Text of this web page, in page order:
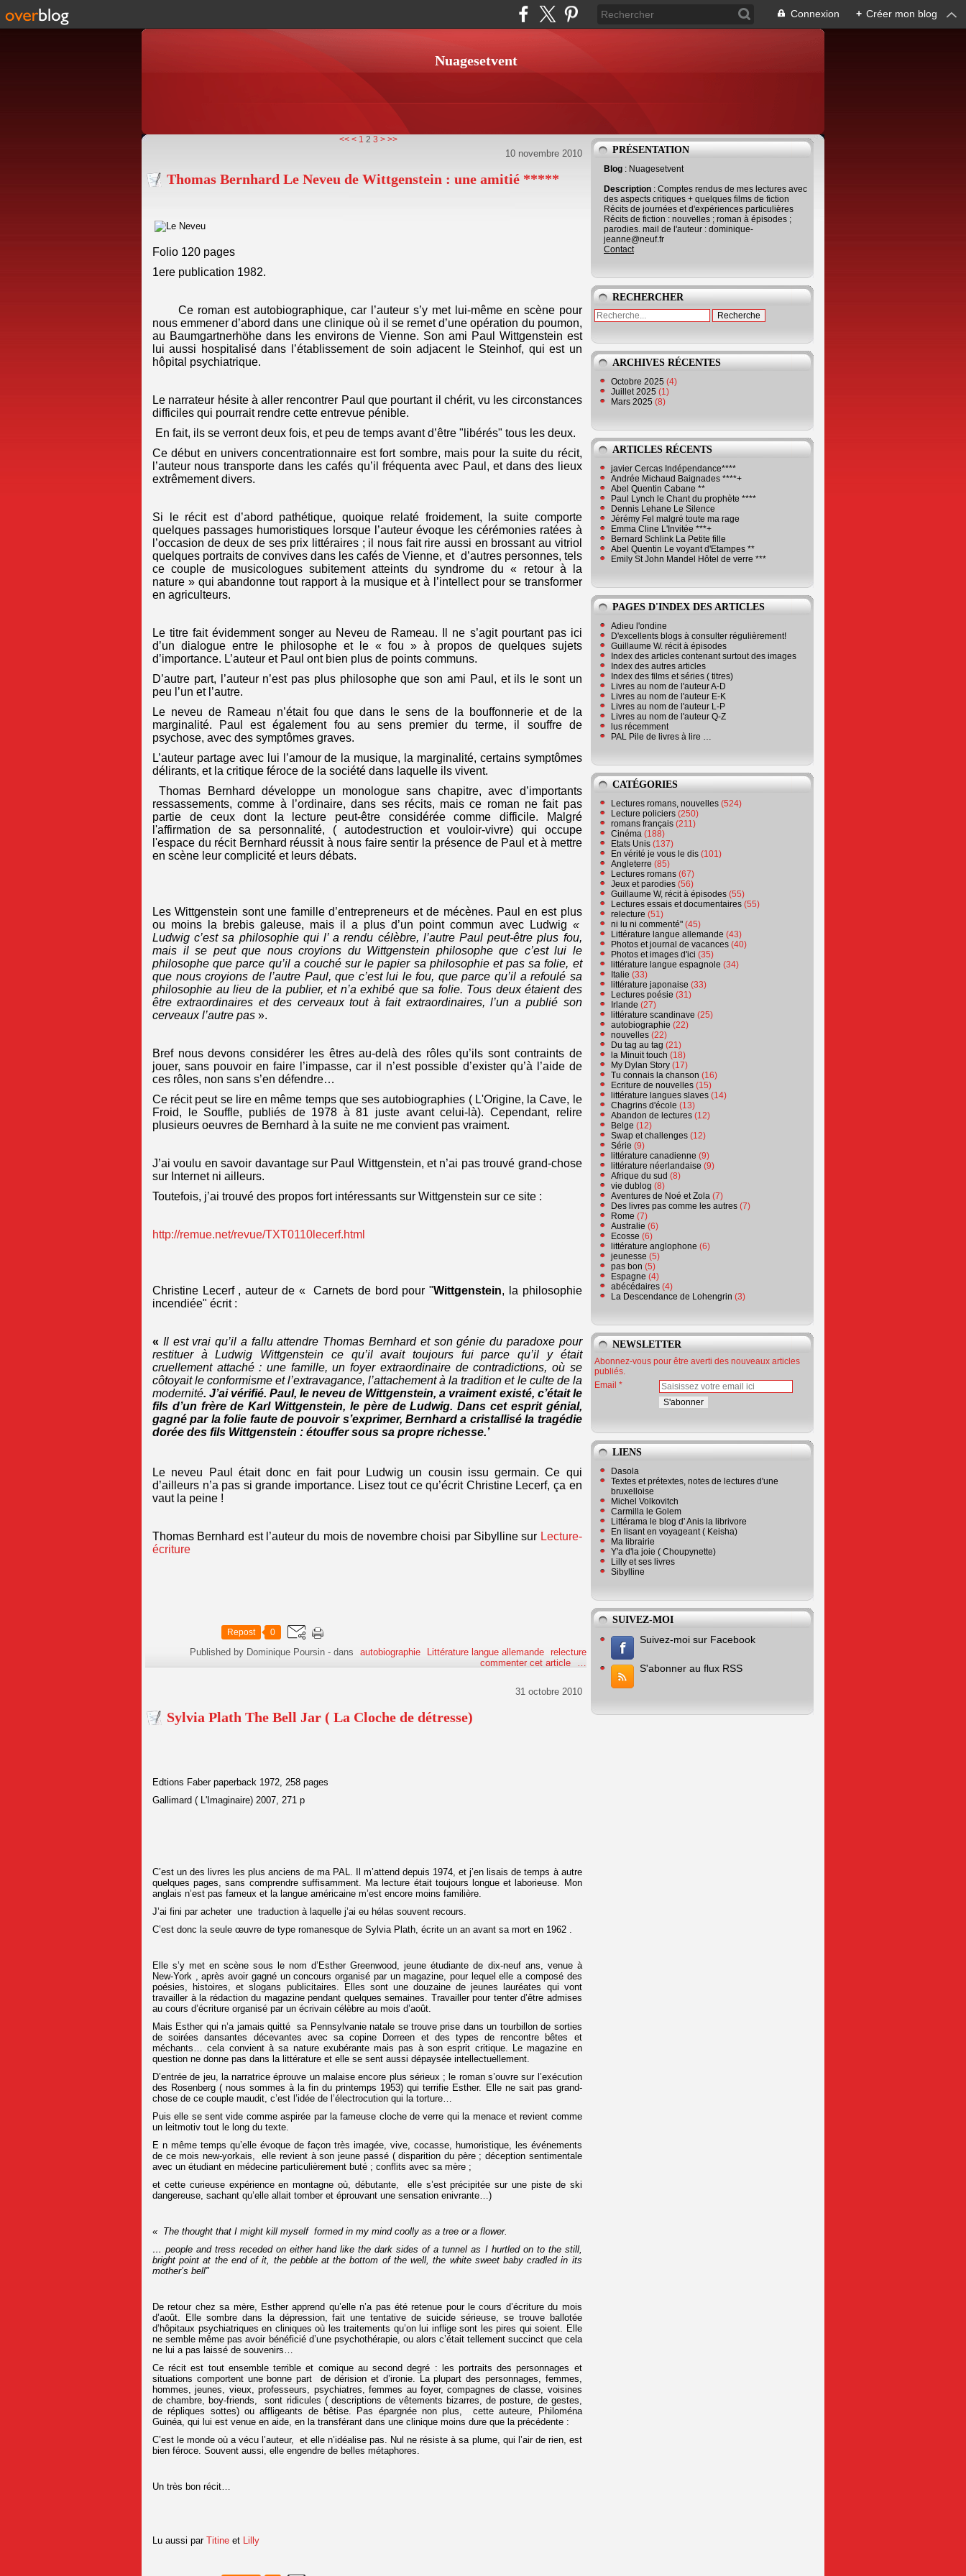
Connexion + Créer mon blog
Nuagesetvent
<< < 1 2 3 > >>
10 novembre 2010
Thomas Bernhard Le Neveu de Wittgenstein : une amitié *****
Folio 120 pages
1ere publication 1982.
Ce roman est autobiographique, car l’auteur s’y met lui-même en scène pour
nous emmener d’abord dans une clinique où il se remet d’une opération du poumon,
au Baumgartnerhöhe dans les environs de Vienne. Son ami Paul Wittgenstein est
lui aussi hospitalisé dans l’établissement de soin adjacent le Steinhof, qui est un
hôpital psychiatrique.
Le narrateur hésite à aller rencontrer Paul que pourtant il chérit, vu les circonstances
difficiles qui pourrait rendre cette entrevue pénible.
En fait, ils se verront deux fois, et peu de temps avant d’être "libérés" tous les deux.
Ce début en univers concentrationnaire est fort sombre, mais pour la suite du récit,
l’auteur nous transporte dans les cafés qu’il fréquenta avec Paul, et dans des lieux
extrêmement divers.
Si le récit est d’abord pathétique, quoique relaté froidement, la suite comporte
quelques passages humoristiques lorsque l’auteur évoque les cérémonies ratées à
l’occasion de deux de ses prix littéraires ; il nous fait rire aussi en brossant au vitriol
quelques portraits de convives dans les cafés de Vienne, et d’autres personnes, tels
ce couple de musicologues subitement atteints du syndrome du « retour à la
nature » qui abandonne tout rapport à la musique et à l’intellect pour se transformer
en agriculteurs.
Le titre fait évidemment songer au Neveu de Rameau. Il ne s’agit pourtant pas ici
d’un dialogue entre le philosophe et le « fou » à propos de quelques sujets
d’importance. L’auteur et Paul ont bien plus de points communs.
D’autre part, l’auteur n’est pas plus philosophe que son ami Paul, et ils le sont un
peu l’un et l’autre.
Le neveu de Rameau n’était fou que dans le sens de la bouffonnerie et de la
marginalité. Paul est également fou au sens premier du terme, il souffre de
psychose, avec des symptômes graves.
L’auteur partage avec lui l’amour de la musique, la marginalité, certains symptômes
délirants, et la critique féroce de la société dans laquelle ils vivent.
Thomas Bernhard développe un monologue sans chapitre, avec d’importants
ressassements, comme à l’ordinaire, dans ses récits, mais ce roman ne fait pas
partie de ceux dont la lecture peut-être considérée comme difficile.
Malgré
l'affirmation de sa personnalité, ( autodestruction et vouloir-vivre) qui occupe
l'espace du récit Bernhard réussit à nous faire sentir la présence de Paul et à mettre
en scène leur complicité et leurs débats.
Les Wittgenstein sont une famille d’entrepreneurs et de mécènes. Paul en est plus
ou moins la brebis galeuse, mais il a plus d’un point commun avec Ludwig «
Ludwig c’est sa philosophie qui l’ a rendu célèbre, l’autre Paul peut-être plus fou,
mais il se peut que nous croyions du Wittgenstein philosophe que c’est lui le
philosophe que parce qu’il a couché sur le papier sa philosophie et pas sa folie, et
que nous croyions de l’autre Paul, que c’est lui le fou, que parce qu’il a refoulé sa
philosophie au lieu de la publier, et n’a exhibé que sa folie. Tous deux étaient des
être extraordinaires et des cerveaux tout à fait extraordinaires, l’un a publié son
cerveaux l’autre pas ».
Bref nous devons considérer les êtres au-delà des rôles qu’ils sont contraints de
jouer, sans pouvoir en faire l’impasse, car il n’est possible d’exister qu’à l’aide de
ces rôles, non sans s’en défendre…
Ce récit peut se lire en même temps que ses autobiographies ( L'Origine, la Cave, le
Froid, le Souffle, publiés de 1978 à 81 juste avant celui-là). Cependant, relire
plusieurs oeuvres de Bernhard à la suite ne me convient pas vraiment.
J’ai voulu en savoir davantage sur Paul Wittgenstein, et n’ai pas trouvé grand-chose
sur Internet ni ailleurs.
Toutefois, j’ai trouvé des propos fort intéressants sur Wittgenstein sur ce site :
http://remue.net/revue/TXT0110lecerf.html
Christine Lecerf , auteur de « Carnets de bord pour "Wittgenstein, la philosophie
incendiée" écrit :
« Il est vrai qu’il a fallu attendre Thomas Bernhard et son génie du paradoxe pour
restituer à Ludwig Wittgenstein ce qu’il avait toujours fui parce qu’il y était
cruellement attaché : une famille, un foyer extraordinaire de contradictions, où se
côtoyait le conformisme et l’extravagance, l’attachement à la tradition et le culte de la
modernité. J’ai vérifié. Paul, le neveu de Wittgenstein, a vraiment existé, c’était le
fils d’un frère de Karl Wittgenstein, le père de Ludwig. Dans cet esprit génial,
gagné par la folie faute de pouvoir s’exprimer, Bernhard a cristallisé la tragédie
dorée des fils Wittgenstein : étouffer sous sa propre richesse.’
Le neveu Paul était donc en fait pour Ludwig un cousin issu germain. Ce qui
d’ailleurs n’a pas si grande importance. Lisez tout ce qu’écrit Christine Lecerf, ça en
vaut la peine !
Thomas Bernhard est l’auteur du mois de novembre choisi par Sibylline sur Lecture-
écriture
Repost 0
Published by Dominique Poursin -dans autobiographie Littérature langue allemande
relecture
commenter cet article
…
31 octobre 2010
Sylvia Plath The Bell Jar ( La Cloche de détresse)
Edtions Faber paperback 1972, 258 pages
Gallimard ( L'Imaginaire) 2007, 271 p
C’est un des livres les plus anciens de ma PAL. Il m’attend depuis 1974, et j’en lisais de temps à autre
quelques pages, sans comprendre suffisamment. Ma lecture était toujours longue et laborieuse. Mon
anglais n’est pas fameux et la langue américaine m’est encore moins familière.
J’ai fini par acheter une traduction à laquelle j’ai eu hélas souvent recours.
C’est donc la seule œuvre de type romanesque de Sylvia Plath, écrite un an avant sa mort en 1962 .
Elle s’y met en scène sous le nom d’Esther Greenwood, jeune étudiante de dix-neuf ans, venue à
New-York , après avoir gagné un concours organisé par un magazine, pour lequel elle a composé des
poésies, histoires, et slogans publicitaires. Elles sont une douzaine de jeunes lauréates qui vont
travailler à la rédaction du magazine pendant quelques semaines. Travailler pour tenter d’être admises
au cours d’écriture organisé par un écrivain célèbre au mois d’août.
Mais Esther qui n’a jamais quitté sa Pennsylvanie natale se trouve prise dans un tourbillon de sorties
de soirées dansantes décevantes avec sa copine Dorreen et des types de rencontre bêtes et
méchants… cela convient à sa nature exubérante mais pas à son esprit critique. Le magazine en
question ne donne pas dans la littérature et elle se sent aussi dépaysée intellectuellement.
D’entrée de jeu, la narratrice éprouve un malaise encore plus sérieux ; le roman s’ouvre sur l’exécution
des Rosenberg ( nous sommes à la fin du printemps 1953) qui terrifie Esther. Elle ne sait pas grand-
chose de ce couple maudit, c’est l’idée de l’électrocution qui la torture…
Puis elle se sent vide comme aspirée par la fameuse cloche de verre qui la menace et revient comme
un leitmotiv tout le long du texte.
E n même temps qu’elle évoque de façon très imagée, vive, cocasse, humoristique, les événements
de ce mois new-yorkais, elle revient à son jeune passé ( disparition du père ; déception sentimentale
avec un étudiant en médecine particulièrement buté ; conflits avec sa mère ;
et cette curieuse expérience en montagne où, débutante, elle s’est précipitée sur une piste de ski
dangereuse, sachant qu’elle allait tomber et éprouvant une sensation enivrante…)
« The thought that I might kill myself formed in my mind coolly as a tree or a flower.
… people and tress receded on either hand like the dark sides of a tunnel as I hurtled on to the still,
bright point at the end of it, the pebble at the bottom of the well, the white sweet baby cradled in its
mother’s bell"
De retour chez sa mère, Esther apprend qu’elle n’a pas été retenue pour le cours d’écriture du mois
d’août. Elle sombre dans la dépression, fait une tentative de suicide sérieuse, se trouve ballotée
d’hôpitaux psychiatriques en cliniques où les traitements qu’on lui inflige sont les pires qui soient. Elle
ne semble même pas avoir bénéficié d’une psychothérapie, ou alors c’était tellement succinct que cela
ne lui a pas laissé de souvenirs…
Ce récit est tout ensemble terrible et comique au second degré : les portraits des personnages et
situations comportent une bonne part de dérision et d’ironie. La plupart des personnages, femmes,
hommes, jeunes, vieux, professeurs, psychiatres, femmes au foyer, compagnes de classe, voisines
de chambre, boy-friends, sont ridicules ( descriptions de vêtements bizarres, de posture, de gestes,
de répliques sottes) ou affligeants de bêtise. Pas épargnée non plus, cette auteure, Philoména
Guinéa, qui lui est venue en aide, en la transférant dans une clinique moins dure que la précédente :
C’est le monde où a vécu l’auteur, et elle n’idéalise pas. Nul ne résiste à sa plume, qui l’air de rien, est
bien féroce. Souvent aussi, elle engendre de belles métaphores.
Un très bon récit…
Lu aussi par Titine et Lilly
PRÉSENTATION
Blog : Nuagesetvent
Description : Comptes rendus de mes lectures avec
des aspects critiques + quelques films de fiction
Récits de journées et d'expériences particulières
Récits de fiction : nouvelles ; roman à épisodes ;
parodies. mail de l'auteur : dominique-
jeanne@neuf.fr
Contact
RECHERCHER
ARCHIVES RÉCENTES
Octobre 2025 (4)
Juillet 2025 (1)
Mars 2025 (8)
ARTICLES RÉCENTS
javier Cercas Indépendance****
Andrée Michaud Baignades ****+
Abel Quentin Cabane **
Paul Lynch le Chant du prophète ****
Dennis Lehane Le Silence
Jérémy Fel malgré toute ma rage
Emma Cline L'Invitée ***+
Bernard Schlink La Petite fille
Abel Quentin Le voyant d'Etampes **
Emily St John Mandel Hôtel de verre ***
PAGES D'INDEX DES ARTICLES
Adieu l'ondine
D'excellents blogs à consulter régulièrement!
Guillaume W. récit à épisodes
Index des articles contenant surtout des images
Index des autres articles
Index des films et séries ( titres)
Livres au nom de l'auteur A-D
Livres au nom de l'auteur E-K
Livres au nom de l'auteur L-P
Livres au nom de l'auteur Q-Z
lus récemment
PAL Pile de livres à lire …
CATÉGORIES
Lectures romans, nouvelles (524)
Lecture policiers (250)
romans français (211)
Cinéma (188)
Etats Unis (137)
En vérité je vous le dis (101)
Angleterre (85)
Lectures romans (67)
Jeux et parodies (56)
Guillaume W, récit à épisodes (55)
Lectures essais et documentaires (55)
relecture (51)
ni lu ni commenté" (45)
Littérature langue allemande (43)
Photos et journal de vacances (40)
Photos et images d'ici (35)
littérature langue espagnole (34)
Italie (33)
littérature japonaise (33)
Lectures poésie (31)
Irlande (27)
littérature scandinave (25)
autobiographie (22)
nouvelles (22)
Du tag au tag (21)
la Minuit touch (18)
My Dylan Story (17)
Tu connais la chanson (16)
Ecriture de nouvelles (15)
littérature langues slaves (14)
Chagrins d'école (13)
Abandon de lectures (12)
Belge (12)
Swap et challenges (12)
Série (9)
littérature canadienne (9)
littérature néerlandaise (9)
Afrique du sud (8)
vie dublog (8)
Aventures de Noé et Zola (7)
Des livres pas comme les autres (7)
Rome (7)
Australie (6)
Ecosse (6)
littérature anglophone (6)
jeunesse (5)
pas bon (5)
Espagne (4)
abécédaires (4)
La Descendance de Lohengrin (3)
NEWSLETTER
Abonnez-vous pour être averti des nouveaux articles
publiés.
Email
LIENS
Dasola
Textes et prétextes, notes de lectures d'une
bruxelloise
Michel Volkovitch
Carmilla le Golem
Littérama le blog d' Anis la librivore
En lisant en voyageant ( Keisha)
Ma librairie
Y'a d'la joie ( Choupynette)
Lilly et ses livres
Sibylline
SUIVEZ-MOI
Suivez-moi sur Facebook
S'abonner au flux RSS